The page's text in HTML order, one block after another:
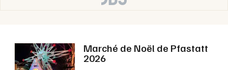
Marché de Noël de Pfastatt
2026